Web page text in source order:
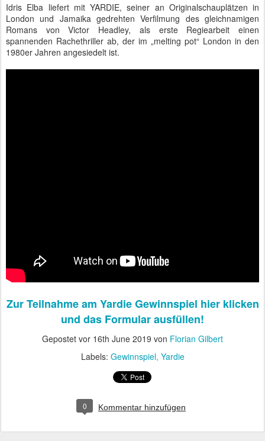
Idris Elba liefert mit YARDIE, seiner an Originalschauplätzen in
London und Jamaika gedrehten Verfilmung des gleichnamigen
Romans von Victor Headley, als erste Regiearbeit einen
spannenden Rachethriller ab, der im „melting pot“ London in den
1980er Jahren angesiedelt ist.
Zur Teilnahme am Yardie Gewinnspiel hier klicken
und das Formular ausfüllen!
Gepostet vor 16th June 2019 von Florian Gilbert
Labels: Gewinnspiel Yardie
0 Kommentar hinzufügen